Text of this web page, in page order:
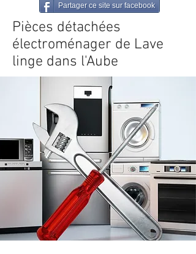
Partager ce site sur facebook
Pièces détachées
électroménager de Lave
linge dans l'Aube